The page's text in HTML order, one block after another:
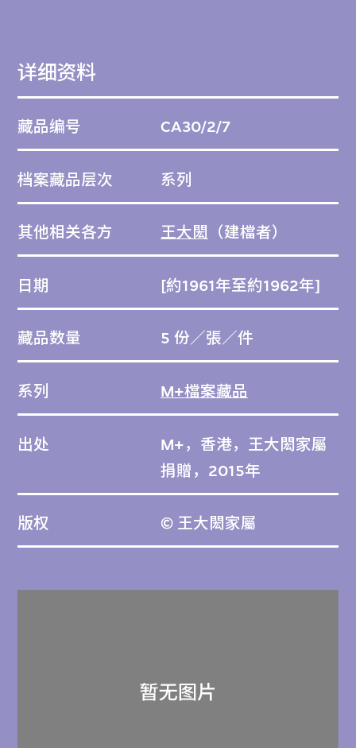
详细资料
藏品编号 CA30/2/7
档案藏品层次 系列
其他相关各方 王大閎 （建檔者）
日期 [約1961年至約1962年]
藏品数量 5 份／張／件
系列 M+檔案藏品
出处
M+，香港，王大閎家屬
捐贈，2015年
版权 © 王大閎家屬